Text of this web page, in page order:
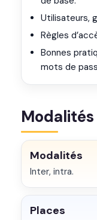
Utilisateurs,
Règles
Bonnes
mots de
Modalités
Inter, intra.
Places